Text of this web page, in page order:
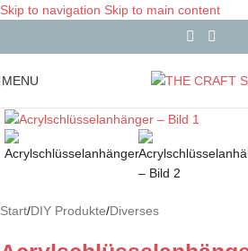
Skip to navigation Skip to main content
MENU
Start/DIY Produkte/Diverses